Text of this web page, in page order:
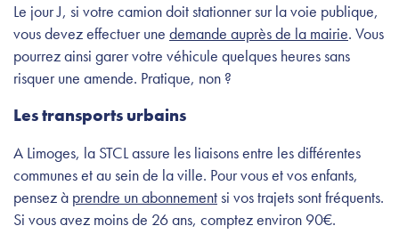
Le jour J, si votre camion doit stationner sur la voie publique,
vous devez effectuer une demande auprès de la mairie. Vous
pourrez ainsi garer votre véhicule quelques heures sans
risquer une amende. Pratique, non ?
Les transports urbains
A Limoges, la STCL assure les liaisons entre les différentes
communes et au sein de la ville. Pour vous et vos enfants,
pensez à prendre un abonnementsi vos trajets sont fréquents.
Si vous avez moins de 26 ans, comptez environ 90€.